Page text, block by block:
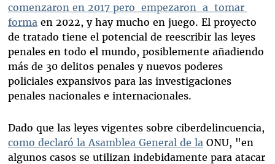
comenzaron en 2017 pero empezaron a tomar
forma en 2022, y hay mucho en juego. El proyecto
de tratado tiene el potencial de reescribir las leyes
penales en todo el mundo, posiblemente añadiendo
más de 30 delitos penales y nuevos poderes
policiales expansivos para las investigaciones
penales nacionales e internacionales.
Dado que las leyes vigentes sobre ciberdelincuencia,
como declaró la Asamblea General de la ONU, "en
algunos casos se utilizan indebidamente para atacar